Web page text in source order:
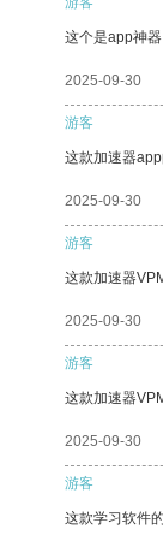
这个是app神器
2025-09-30
游客
这款加速器
2025-09-30
游客
这款加速器
2025-09-30
游客
这款加速器
2025-09-30
游客
这款学习软件